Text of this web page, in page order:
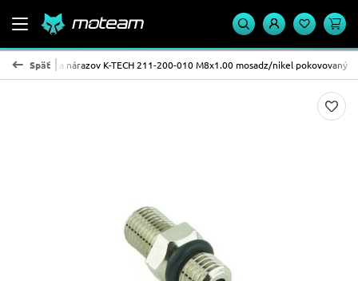
Späť
ventil tlmiča nárazov K-TECH 211-200-010 M8x1.00 mosadz/nikel pokovovaný